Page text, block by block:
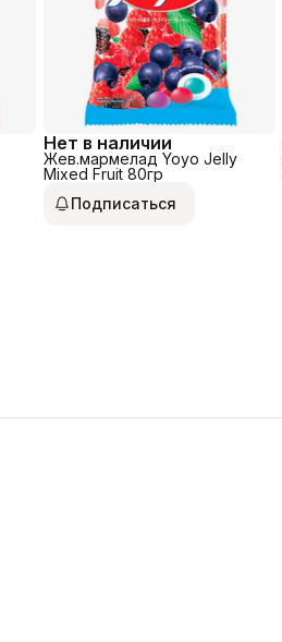
Нет в наличии
Жев.мармелад Yoyo Jelly
Mixed Fruit 80гр
Подписаться